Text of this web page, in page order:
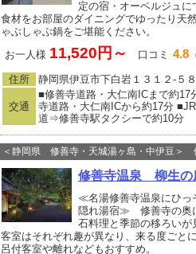
定の宿・オーベルジュ
食材をお部屋のダイニングでゆったり天
ゃぶしゃぶ鍋をご堪能ください。
お一人様 11,520円～ 口コミ 4.8
住所 静岡県伊豆市下白岩１３１２‐５８
交通
■修善寺道路・大仁南ICまで約17
寺道路・大仁南ICから約17分
道⇒修善寺駅タクシーで約10分
＜静岡県 修善寺・天城湯ヶ島・中伊豆＞
修善寺温泉 柳生の
≪名湯修善寺温泉にひっ
隠れ湯宿≫ 修善寺の奥
石料理と季節の移ろい
客室はそれぞれ趣が異なり、来る度ごと
呂付客室や離れなどもおすすめ。